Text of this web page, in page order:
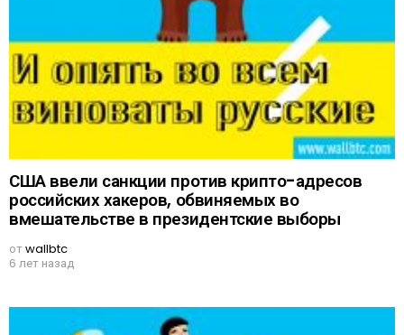
США ввели санкции против крипто-адресов
российских хакеров, обвиняемых во
вмешательстве в президентские выборы
отwallbtc
6 лет назад